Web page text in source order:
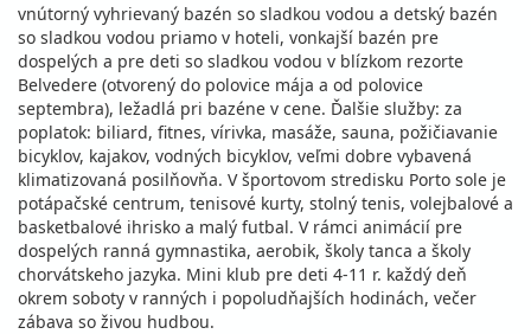
vnútorný vyhrievaný bazén so sladkou vodou a detský bazén
so sladkou vodou priamo v hoteli, vonkajší bazén pre
dospelých a pre deti so sladkou vodou v blízkom rezorte
Belvedere (otvorený do polovice mája a od polovice
septembra), ležadlá pri bazéne v cene. Ďalšie služby: za
poplatok: biliard, fitnes, vírivka, masáže, sauna, požičiavanie
bicyklov, kajakov, vodných bicyklov, veľmi dobre vybavená
klimatizovaná posilňovňa. V športovom stredisku Porto sole je
potápačské centrum, tenisové kurty, stolný tenis, volejbalové a
basketbalové ihrisko a malý futbal. V rámci animácií pre
dospelých ranná gymnastika, aerobik, školy tanca a školy
chorvátskeho jazyka. Mini klub pre deti 4-11 r. každý deň
okrem soboty v ranných i popoludňajších hodinách, večer
zábava so živou hudbou.